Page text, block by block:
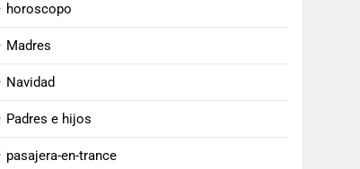
horoscopo
Madres
Navidad
Padres e hijos
pasajera-en-trance